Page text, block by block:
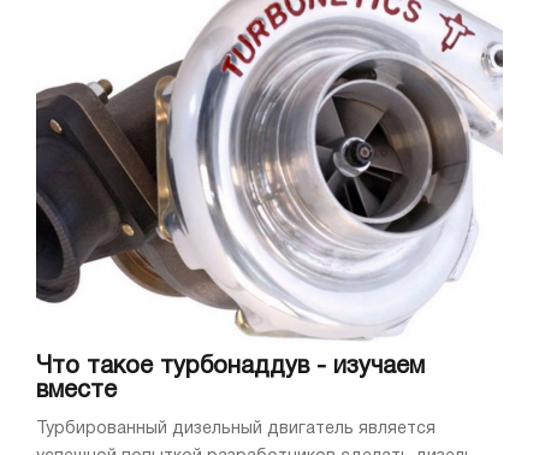
Что такое турбонаддув - изучаем
вместе
Турбированный дизельный двигатель является